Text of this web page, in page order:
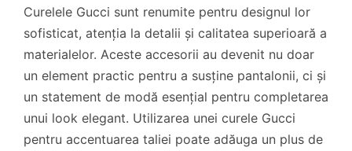
Curelele Gucci sunt renumite pentru designul lor
sofisticat, atenția la detalii și calitatea superioară a
materialelor. Aceste accesorii au devenit nu doar
un element practic pentru a susține pantalonii, ci și
un statement de modă esențial pentru completarea
unui look elegant. Utilizarea unei curele Gucci
pentru accentuarea taliei poate adăuga un plus de